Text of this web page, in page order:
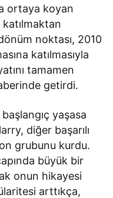
ortaya koyan
katılmaktan
noktası, 2010
katılmasıyla
tamamen
getirdi.
yaşasa
diğer başarılı
grubunu kurdu.
büyük bir
onun hikayesi
arttıkça,